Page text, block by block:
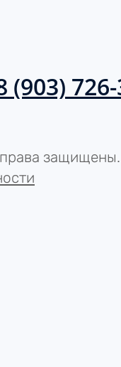
(903)
защищены.